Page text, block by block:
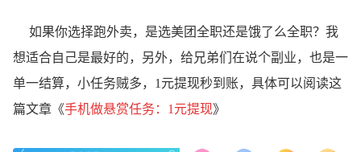
如果你选择跑外卖，是选美团全职还是饿了么全职？我
想适合自己是最好的，另外，给兄弟们在说个副业，也是一
单一结算，小任务贼多，1元提现秒到账，具体可以阅读这
篇文章《手机做悬赏任务：1元提现》